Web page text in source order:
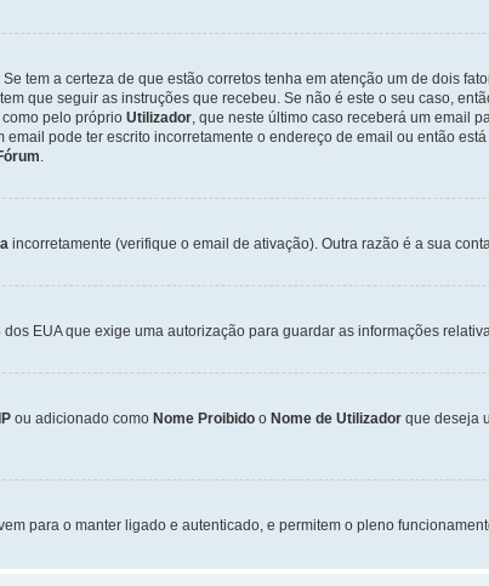
Se tem a certeza de que estão corretos tenha em atenção um de dois
que seguir as instruções que recebeu. Se não é este o seu caso,
como pelo próprio Utilizador, que neste último caso receberá um email
pode ter escrito incorretamente o endereço de email ou então
.
incorretamente (verifique o email de ativação). Outra razão é a sua
EUA que exige uma autorização para guardar as informações
ou adicionado como Nome Proibido o Nome de Utilizador que deseja
para o manter ligado e autenticado, e permitem o pleno